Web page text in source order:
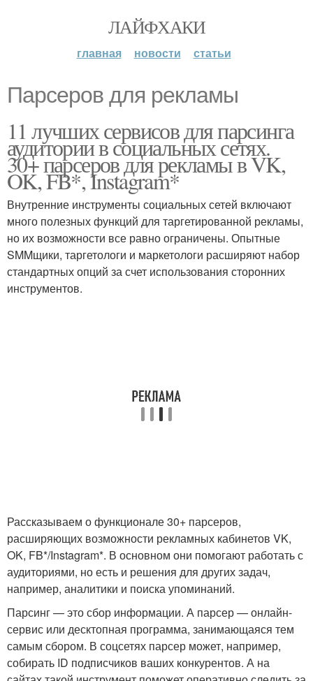
ЛАЙФХАКИ
главная новости статьи
Парсеров для рекламы
11 лучших сервисов для парсинга
аудитории в социальных сетях.
30+ парсеров для рекламы в VK,
OK, FB*, Instagram*
Внутренние инструменты социальных сетей включают
много полезных функций для таргетированной рекламы,
но их возможности все равно ограничены. Опытные
SMMщики, таргетологи и маркетологи расширяют набор
стандартных опций за счет использования сторонних
инструментов.
Рассказываем о функционале 30+ парсеров,
расширяющих возможности рекламных кабинетов VK,
OK, FB*/Instagram*. В основном они помогают работать с
аудиториями, но есть и решения для других задач,
например, аналитики и поиска упоминаний.
Парсинг — это сбор информации. А парсер — онлайн-
сервис или десктопная программа, занимающаяся тем
самым сбором. В соцсетях парсер может, например,
собирать ID подписчиков ваших конкурентов. А на